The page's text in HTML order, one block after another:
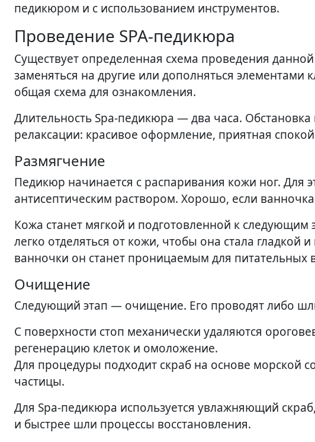
педикюром и с использованием инструментов.
Проведение SPA-педикюра
Существует определенная схема проведения
заменяться на другие или дополняться элементами
общая схема для ознакомления.
Длительность Spa-педикюра — два часа.
релаксации: красивое оформление, приятная
Размягчение
Педикюр начинается с распаривания кожи ног. Для
антисептическим раствором. Хорошо, если
Кожа станет мягкой и подготовленной к
легко отделяться от кожи, чтобы она стала гладкой
ванночки он станет проницаемым для питательных
Очищение
Следующий этап — очищение. Его проводят либо
С поверхности стоп механически удаляются
регенерацию клеток и омоложение.
Для процедуры подходит скраб на основе морской
частицы.
Для Spa-педикюра используется увлажняющий
и быстрее шли процессы восстановления.